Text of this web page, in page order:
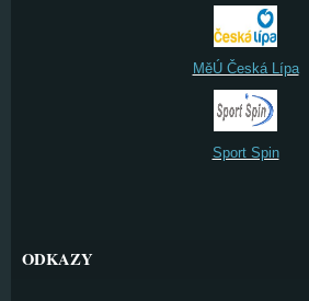
MěÚ Česká Lípa
Sport Spin
ODKAZY